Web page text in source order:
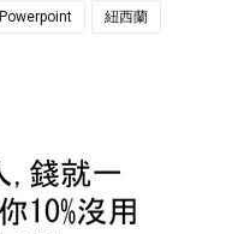
Powerpoint 紐西蘭